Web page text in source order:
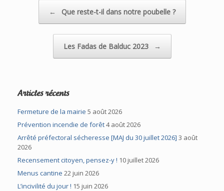
← Que reste-t-il dans notre poubelle ?
Les Fadas de Balduc 2023 →
Articles récents
Fermeture de la mairie 5 août 2026
Prévention incendie de forêt4 août 2026
Arrêté préfectoral sécheresse [MAJ du 30 juillet 2026] 3 août
2026
Recensement citoyen, pensez-y ! 10 juillet 2026
Menus cantine 22 juin 2026
L’incivilité du jour ! 15 juin 2026